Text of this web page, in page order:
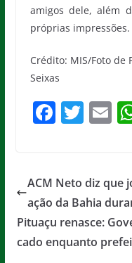
amigos dele, além
próprias
Crédito: MIS/Foto de
Seixas
F
e
b
o
o
T
er
E
l
ACM Neto diz que
ação da Bahia
Pituaçu renasce:
cado enquanto